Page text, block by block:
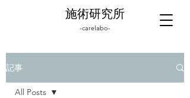
施術研究所
-carelabo-
記事
All Posts